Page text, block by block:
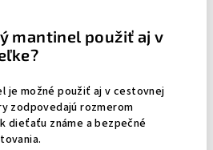
mantinel použiť aj v
je možné použiť aj v cestovnej
zodpovedajú rozmerom
dieťaťu známe a bezpečné